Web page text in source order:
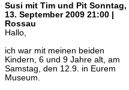
Susi mit Tim und Pit Sonntag,
13. September 2009 21:00 |
Rossau
Hallo,
ich war mit meinen beiden
Kindern, 6 und 9 Jahre alt, am
Samstag, den 12.9. in Eurem
Museum.